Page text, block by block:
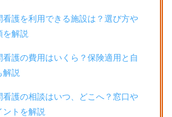
看護を利用できる施設は？選び方や
を解説
看護の費用はいくら？保険適用と自
解説
看護の相談はいつ、どこへ？窓口や
トを解説